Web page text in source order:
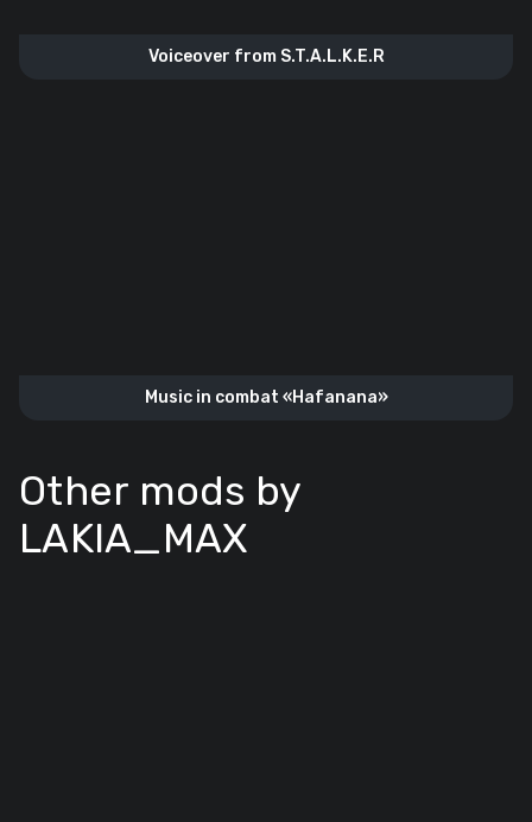
Voiceover from S.T.A.L.K.E.R
Music in combat «Hafanana»
Other mods by
LAKIA_MAX